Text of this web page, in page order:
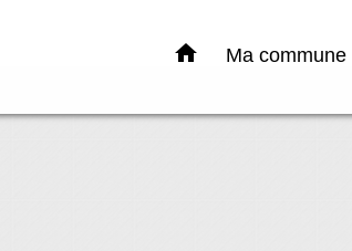
home Ma commune